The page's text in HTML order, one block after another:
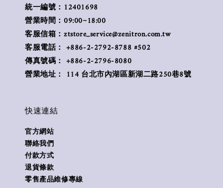
統一編號：12401698
營業時間：09:00~18:00
客服信箱：ztstore_service@zenitron.com.tw
客服電話： +886-2-2792-8788 #502
傳真號碼： +886-2-2796-8080
營業地址： 114 台北市內湖區新湖二路250巷8號
快速連結
官方網站
聯絡我們
付款方式
退貨條款
零售產品維修專線